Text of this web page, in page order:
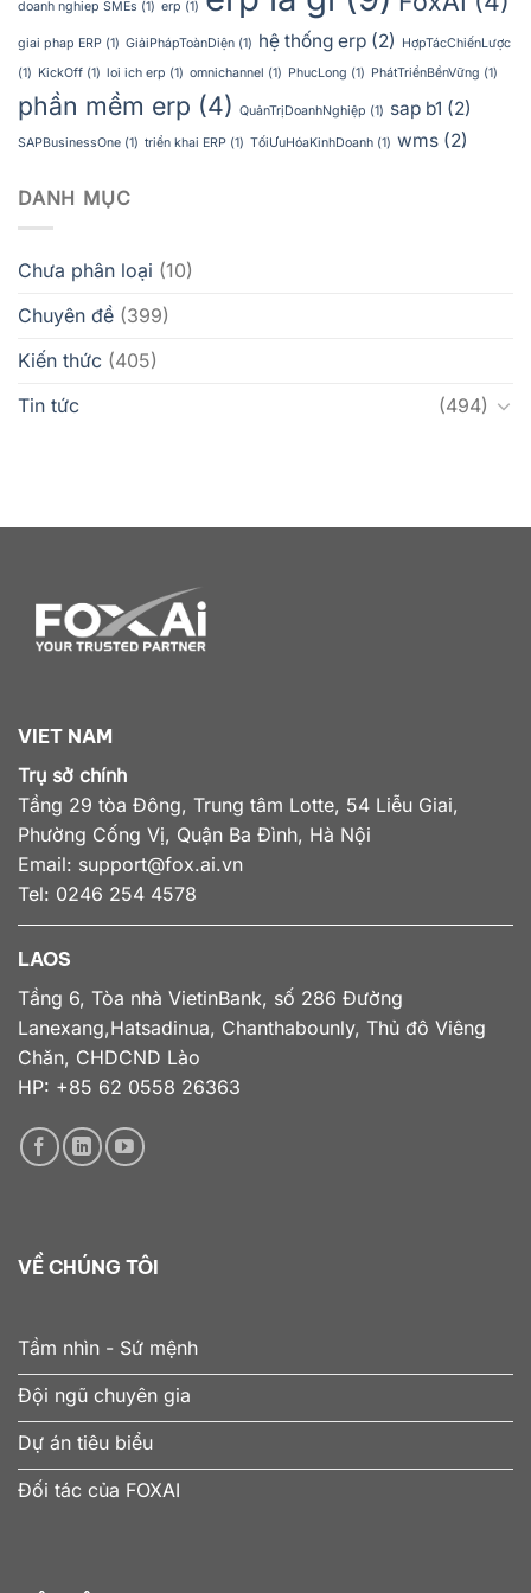
doanh nghiep SMEs (1) erp (1)
giai phap ERP (1) GiảiPhápToànDiện (1) hệ thống erp (2)
HợpTácChiếnLược
(1) KickOff (1) loi ich erp (1) omnichannel (1) PhucLong (1) PhátTriểnBềnVững (1)
phần mềm erp (4) QuảnTrịDoanhNghiệp (1) sap b1 (2)
SAPBusinessOne (1) triển khai ERP (1) TốiƯuHóaKinhDoanh (1) wms (2)
DANH MỤC
Chưa phân loại (10)
Chuyên đề (399)
Kiến thức (405)
Tin tức
(494)
VIET NAM
Trụ sở chính
Tầng 29 tòa Đông, Trung tâm Lotte, 54 Liễu Giai,
Phường Cống Vị, Quận Ba Đình, Hà Nội
Email: support@fox.ai.vn
Tel: 0246 254 4578
LAOS
Tầng 6, Tòa nhà VietinBank, số 286 Đường
Lanexang,Hatsadinua, Chanthabounly, Thủ đô Viêng
Chăn, CHDCND Lào
HP: +85 62 0558 26363
VỀ CHÚNG TÔI
Tầm nhìn - Sứ mệnh
Đội ngũ chuyên gia
Dự án tiêu biểu
Đối tác của FOXAI